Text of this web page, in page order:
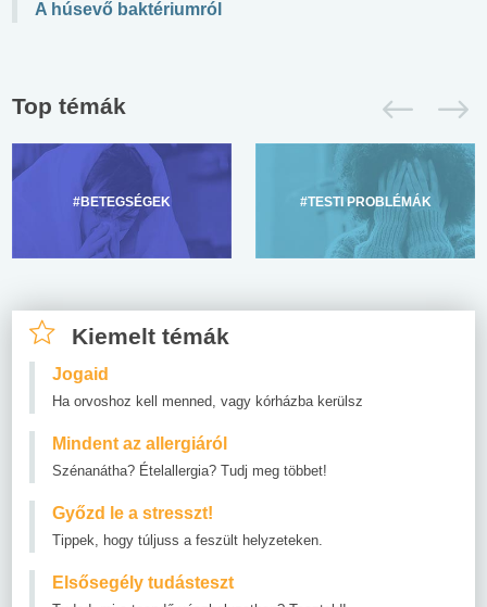
A húsevő baktériumról
Top témák
#BETEGSÉGEK #TESTI PROBLÉMÁK
Kiemelt témák
Jogaid
Ha orvoshoz kell menned, vagy kórházba kerülsz
Mindent az allergiáról
Szénanátha? Ételallergia? Tudj meg többet!
Győzd le a stresszt!
Tippek, hogy túljuss a feszült helyzeteken.
Elsősegély tudásteszt